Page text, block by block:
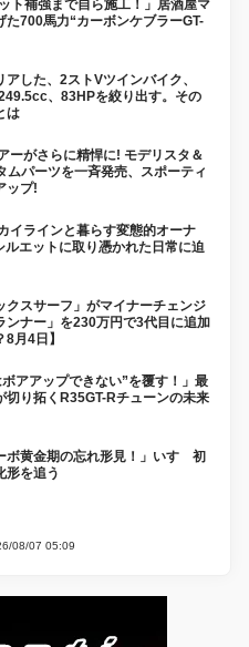
ト補強まで自ら施工！」居酒屋マ
た700馬力“カーボンケブラーGT-
した、2ストVツインバイク、
、83HPを絞り出す。その
は
ーがさらに精悍に! モデリスタ＆
ムパーツを一斉発売、スポーティ
ップ!
イラインと暮らす変態的オーナ
ルエットに取り憑かれた日常に迫
クスサーフ」がマイナーチェンジ
ンナー」を230万円で3代目に追加
8月4日】
ボアアップできない”を覆す！」最
切り拓くR35GT-Rチューンの未来
ボ黄金期の忘れ形見！」いすゞ初
形を追う
08/07 05:09